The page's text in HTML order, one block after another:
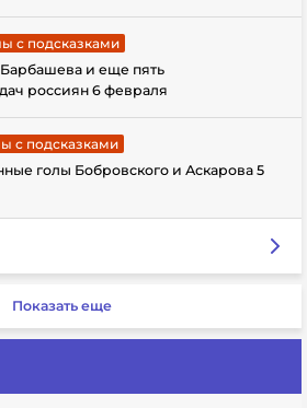
с подсказками
и еще пять
россиян 6 февраля
с подсказками
голы Бобровского и Аскарова 5
Показать еще